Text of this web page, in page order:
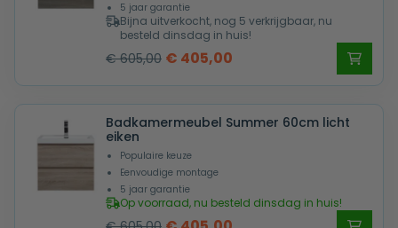
5 jaar garantie
Bijna uitverkocht, nog 5 verkrijgbaar, nu
besteld dinsdag in huis!
€605,00 Oorspronkelijke
was:
€ 605,00.
€ 405,00
is:
€ 405,00.
Badkamermeubel Summer 60cm licht
eiken
Populaire keuze
Eenvoudige montage
5 jaar garantie
Op voorraad, nu besteld dinsdag in huis!